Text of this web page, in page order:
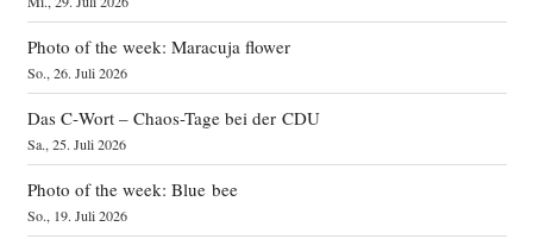
Photo of the week: Maracuja flower
So., 26. Juli 2026
Das C‑Wort – Chaos-Tage bei der CDU
Sa., 25. Juli 2026
Photo of the week: Blue bee
So., 19. Juli 2026